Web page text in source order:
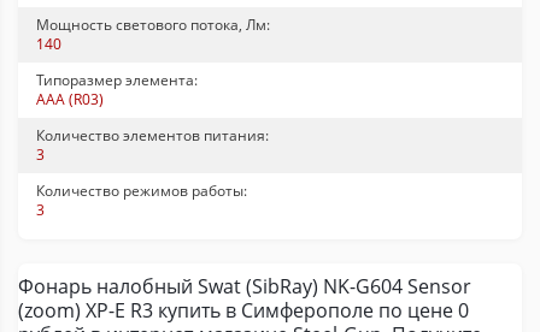
Мощность светового потока, Лм:
140
Типоразмер элемента:
ААА (R03)
Количество элементов питания:
3
Количество режимов работы:
3
Фонарь налобный Swat (SibRay) NK-G604 Sensor
(zoom) XP-E R3 купить в Симферополе по цене 0